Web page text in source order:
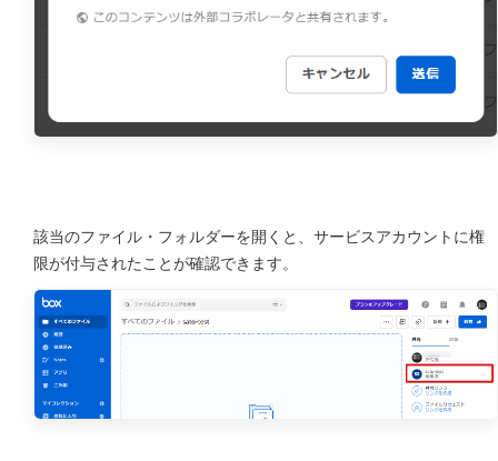
該当のファイル・フォルダーを開くと、サービスアカウントに権
限が付与されたことが確認できます。